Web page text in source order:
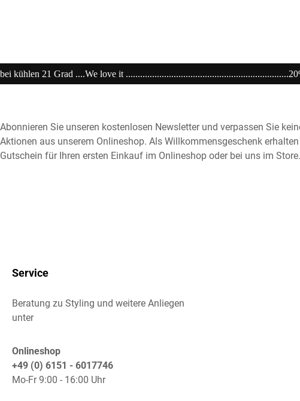
extra auf Sale
Abonnieren Sie unseren kostenlosen Newsletter und verpassen Sie
Aktionen aus unserem Onlineshop. Als Willkommensgeschenk erhalten
Gutschein für Ihren ersten Einkauf im Onlineshop oder bei uns im Store.
Service
Beratung zu Styling und weitere Anliegen
unter
Onlineshop
+49 (0) 6151 - 6017746
Mo-Fr 9:00 - 16:00 Uhr